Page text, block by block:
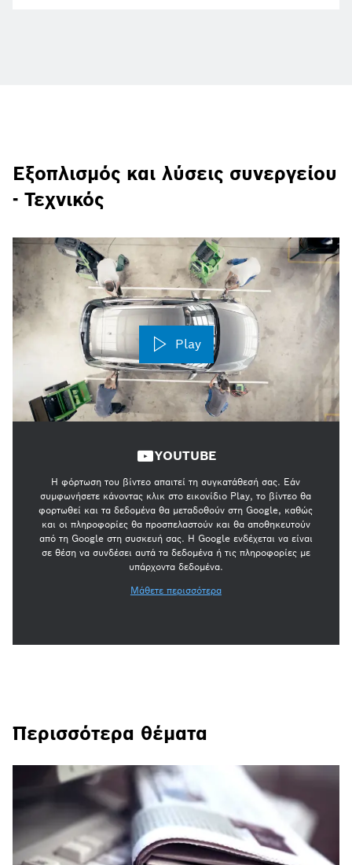
Εξοπλισμός και λύσεις συνεργείου
- Τεχνικός
Play
YOUTUBE
Η φόρτωση του βίντεο απαιτεί τη συγκατάθεσή σας. Εάν
συμφωνήσετε κάνοντας κλικ στο εικονίδιο Play, το βίντεο θα
φορτωθεί και τα δεδομένα θα μεταδοθούν στη Google, καθώς
και οι πληροφορίες θα προσπελαστούν και θα αποθηκευτούν
από τη Google στη συσκευή σας. Η Google ενδέχεται να είναι
σε θέση να συνδέσει αυτά τα δεδομένα ή τις πληροφορίες με
υπάρχοντα δεδομένα.
Μάθετε περισσότερα
Περισσότερα θέματα